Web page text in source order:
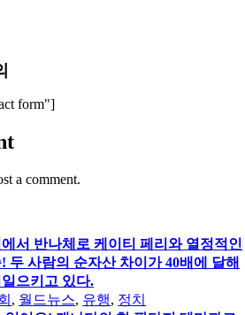
form"]
a comment.
서 반나체로 케이티 페리와 열정적인
두 사람의 순자산 차이가 40배에 달해
으키고 있다.
, 월드뉴스, 유행, 정치